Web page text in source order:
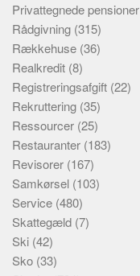
Privattegnede pensioner
Rådgivning (315)
Rækkehuse (36)
Realkredit (8)
Registreringsafgift (22)
Rekruttering (35)
Ressourcer (25)
Restauranter (183)
Revisorer (167)
Samkørsel (103)
Service (480)
Skattegæld (7)
Ski (42)
Sko (33)